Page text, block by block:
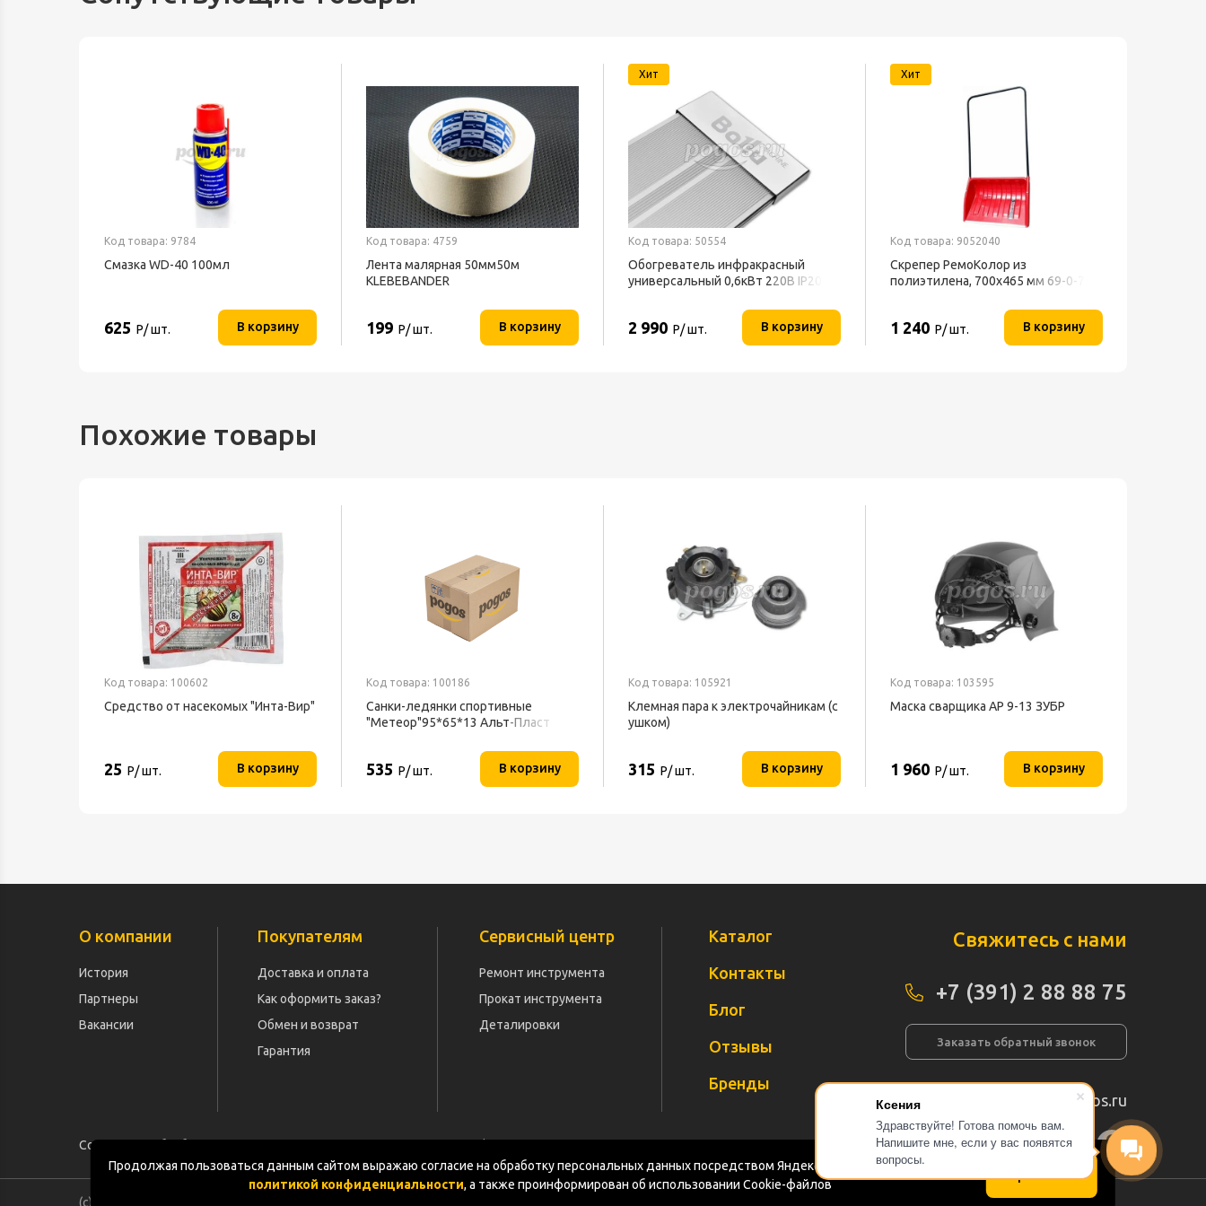
Ксения
Здравствуйте! Готова помочь вам.
Напишите мне, если у вас появятся
вопросы.
Код товара: 9784
Смазка WD-40 100мл
625 Р/ шт. В корзину
Код товара: 4759
Лента малярная 50мм50м
KLEBEBANDER
199 Р/ шт. В корзину
Хит
Код товара: 50554
Обогреватель инфракрасный
универсальный 0,6кВт 220В IP20
2 990 Р/ шт. В корзину
Хит
Код товара: 9052040
Скрепер РемоКолор из
полиэтилена, 700x465 мм 69-0-700
1 240 Р/ шт. В корзину
Похожие товары
Код товара: 100602
Средство от насекомых "Инта-Вир"
25 Р/ шт. В корзину
Код товара: 100186
Санки-ледянки спортивные
"Метеор"95*65*13 Альт-Пласт
535 Р/ шт. В корзину
Код товара: 105921
Клемная пара к электрочайникам (с
ушком)
315 Р/ шт. В корзину
Код товара: 103595
Маска сварщика АР 9-13 ЗУБР
1 960 Р/ шт. В корзину
Продолжая пользоваться данным сайтом выражаю согласие на обработку персональных данных посредством Яндекс.Метрика в соответствии
политикой конфиденциальности, а также проинформирован об использовании Cookie-файлов
Принимаю
О компании
История
Партнеры
Вакансии
Покупателям
Доставка и оплата
Как оформить заказ?
Обмен и возврат
Гарантия
Сервисный центр
Ремонт инструмента
Прокат инструмента
Деталировки
Каталог
Контакты
Блог
Отзывы
Бренды
Свяжитесь с нами
+7 (391) 2 88 88 75
Заказать обратный звонок
info@pogos.ru
Согласие на обработку персональных данных Политика конфиденциальности Документация Карта сайта
(с) «POGOS.ru» 2010-2026 (ИП Чивчян М.Р.)